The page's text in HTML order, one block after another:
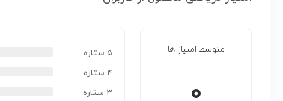
متوسط امتیاز ها
۰
۵ ستاره
۴ ستاره
۳ ستاره